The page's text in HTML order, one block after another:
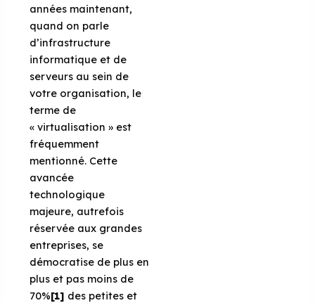
années maintenant,
quand on parle
d’infrastructure
informatique et de
serveurs au sein de
votre organisation, le
terme de
« virtualisation » est
fréquemment
mentionné. Cette
avancée
technologique
majeure, autrefois
réservée aux grandes
entreprises, se
démocratise de plus en
plus et pas moins de
70%[1] des petites et